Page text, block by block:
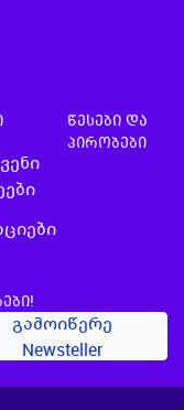
წესები და
პირობები
გამოიწერე
Newsteller